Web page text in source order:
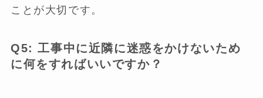
ことが大切です。
Q5: 工事中に近隣に迷惑をかけないため
に何をすればいいですか？